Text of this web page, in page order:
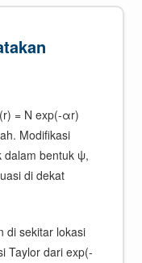
= N exp(-αr)
Modifikasi
dalam bentuk ψ,
di dekat
di sekitar lokasi
Taylor dari exp(-